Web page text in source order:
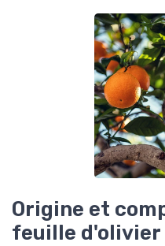
Origine et
feuille d'olivier